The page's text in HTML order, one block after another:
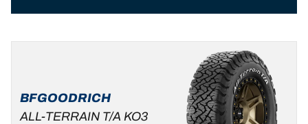
BFGOODRICH
ALL-TERRAIN T/A KO3